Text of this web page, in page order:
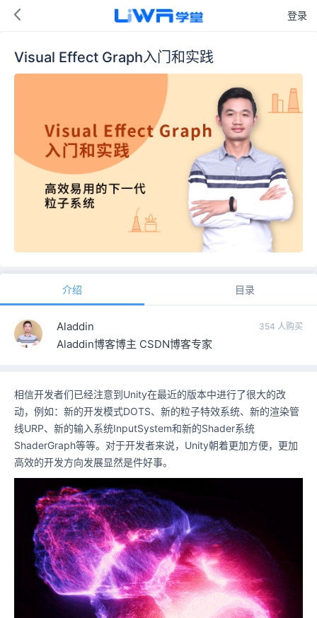
登录
Visual Effect Graph入门和实践
介绍 目录
Aladdin 354 人购买
Aladdin博客博主 CSDN博客专家
相信开发者们已经注意到Unity在最近的版本中进行了很大的改
动，例如：新的开发模式DOTS、新的粒子特效系统、新的渲染管
线URP、新的输入系统InputSystem和新的Shader系统
ShaderGraph等等。对于开发者来说，Unity朝着更加方便，更加
高效的开发方向发展显然是件好事。